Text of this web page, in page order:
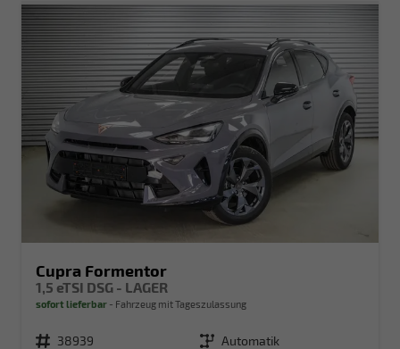
Cupra Formentor
1,5 eTSI DSG - LAGER
sofort lieferbar Fahrzeug mit Tageszulassung
Fahrzeugnr. 38939 Getriebe Automatik